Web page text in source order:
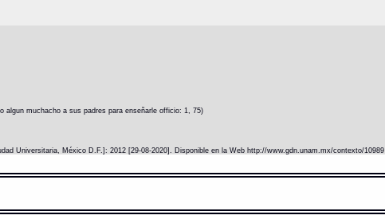
algun muchacho a sus padres para enseñarle officio: 1, 75)
Universitaria, México D.F.]: 2012 [29-08-2020]. Disponible en la Web http://www.gdn.unam.mx/contexto/10989